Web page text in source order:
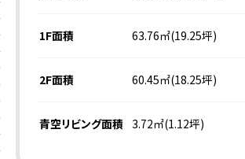
1F面積 63.76㎡(19.25坪)
2F面積 60.45㎡(18.25坪)
青空リビング面積 3.72㎡(1.12坪)